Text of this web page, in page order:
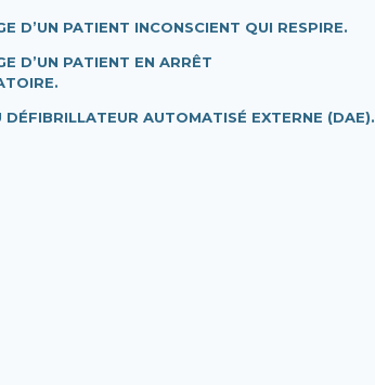
D’UN PATIENT INCONSCIENT QUI RESPIRE.
D’UN PATIENT EN ARRÊT
AUTOMATISÉ EXTERNE (DAE).